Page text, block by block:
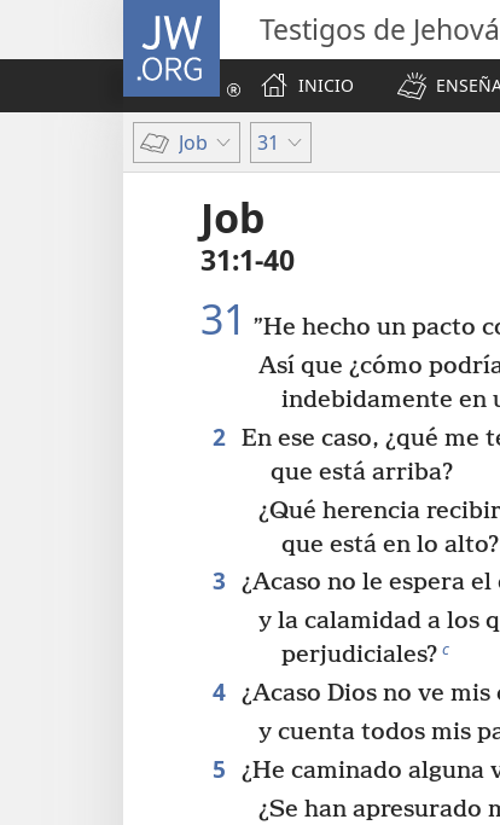
JW.ORG Testigos de Jehová
INICIO
Job 31
Job
31:1-40
31 ”He hecho un pacto
Así que ¿cómo
indebidamente en
2 En ese caso, ¿qué me
que está arriba?
¿Qué herencia
que está en lo alto?
3
¿Acaso no le espera
y la calamidad a los
perjudiciales? c
4 ¿Acaso Dios no ve mis
y cuenta todos mis
5 ¿He caminado alguna
¿Se han apresurado